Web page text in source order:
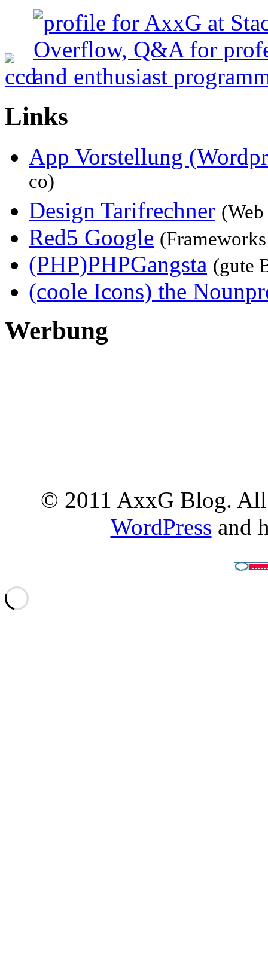
Links
App Vorstellung
co)
Design Tarifrechner
Red5 Google
(PHP)PHPGangsta (gute
(coole Icons) the
Werbung
© 2011 AxxG Blog. All
WordPress and